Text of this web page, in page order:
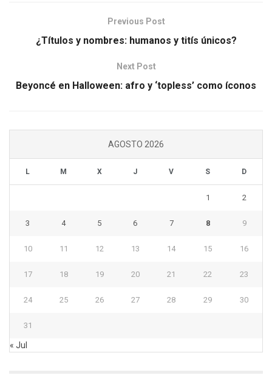
Previous Post
¿Títulos y nombres: humanos y titís únicos?
Next Post
Beyoncé en Halloween: afro y ‘topless’ como íconos
AGOSTO 2026
L M X J V S D
1 2
3 4 5 6 7 8 9
10 11 12 13 14 15 16
17 18 19 20 21 22 23
24 25 26 27 28 29 30
31
« Jul